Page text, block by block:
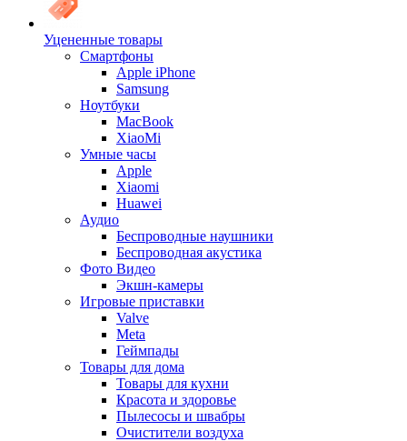
Уцененные товары
Cмартфоны
Apple iPhone
Samsung
Ноутбуки
MacBook
XiaoMi
Умные часы
Apple
Xiaomi
Huawei
Аудио
Беспроводные наушники
Беспроводная акустика
Фото Видео
Экшн-камеры
Игровые приставки
Valve
Meta
Геймпады
Товары для дома
Товары для кухни
Красота и здоровье
Пылесосы и швабры
Очистители воздуха